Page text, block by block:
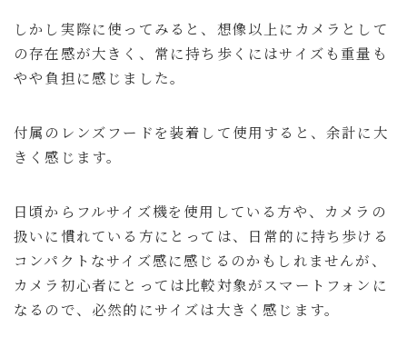
しかし実際に使ってみると、想像以上にカメラとして
の存在感が大きく、常に持ち歩くにはサイズも重量も
やや負担に感じました。
付属のレンズフードを装着して使用すると、余計に大
きく感じます。
日頃からフルサイズ機を使用している方や、カメラの
扱いに慣れている方にとっては、日常的に持ち歩ける
コンパクトなサイズ感に感じるのかもしれませんが、
カメラ初心者にとっては比較対象がスマートフォンに
なるので、必然的にサイズは大きく感じます。